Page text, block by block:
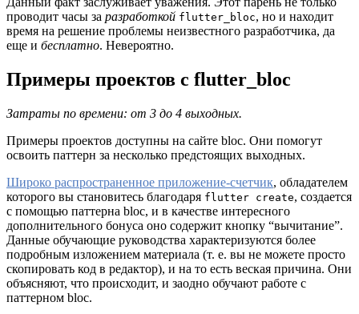
проводит часы за разработкой flutter_bloc, но и находит
время на решение проблемы неизвестного разработчика, да
еще и бесплатно. Невероятно.
Примеры проектов с flutter_bloc
Затраты по времени: от 3 до 4 выходных.
Примеры проектов доступны на сайте bloc. Они помогут
освоить паттерн за несколько предстоящих выходных.
Широко распространенное приложение-счетчик, обладателем
которого вы становитесь благодаря flutter create, создается
с помощью паттерна bloc, и в качестве интересного
дополнительного бонуса оно содержит кнопку “вычитание”.
Данные обучающие руководства характеризуются более
подробным изложением материала (т. е. вы не можете просто
скопировать код в редактор), и на то есть веская причина. Они
объясняют, что происходит, и заодно обучают работе с
паттерном bloc.